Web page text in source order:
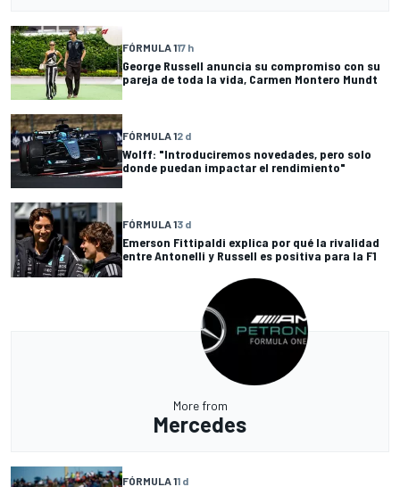
FÓRMULA 117 h
George Russell anuncia su compromiso con su
pareja de toda la vida, Carmen Montero Mundt
FÓRMULA 12 d
Wolff: "Introduciremos novedades, pero solo
donde puedan impactar el rendimiento"
FÓRMULA 13 d
Emerson Fittipaldi explica por qué la rivalidad
entre Antonelli y Russell es positiva para la F1
More from
Mercedes
FÓRMULA 11 d